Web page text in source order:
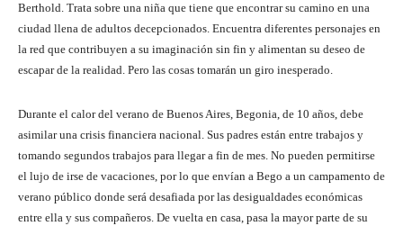
Berthold. Trata sobre una niña que tiene que encontrar su camino en una
ciudad llena de adultos decepcionados. Encuentra diferentes personajes en
la red que contribuyen a su imaginación sin fin y alimentan su deseo de
escapar de la realidad. Pero las cosas tomarán un giro inesperado.
Durante el calor del verano de Buenos Aires, Begonia, de 10 años, debe
asimilar una crisis financiera nacional. Sus padres están entre trabajos y
tomando segundos trabajos para llegar a fin de mes. No pueden permitirse
el lujo de irse de vacaciones, por lo que envían a Bego a un campamento de
verano público donde será desafiada por las desigualdades económicas
entre ella y sus compañeros. De vuelta en casa, pasa la mayor parte de su